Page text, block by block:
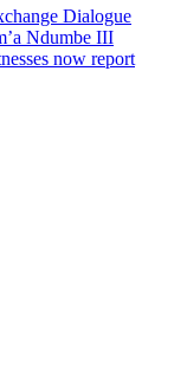
Dialogue
Ndumbe III
now report